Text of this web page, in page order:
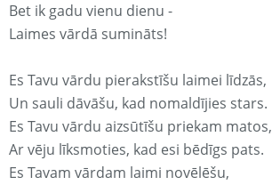
Bet ik gadu vienu dienu -
Laimes vārdā sumināts!
Es Tavu vārdu pierakstīšu laimei līdzās,
Un sauli dāvāšu, kad nomaldījies stars.
Es Tavu vārdu aizsūtīšu priekam matos,
Ar vēju līksmoties, kad esi bēdīgs pats.
Es Tavam vārdam laimi novēlēšu,